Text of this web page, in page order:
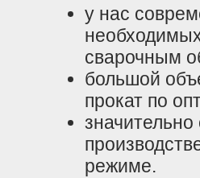
у нас
сварочным
большой
прокат по
режиме.